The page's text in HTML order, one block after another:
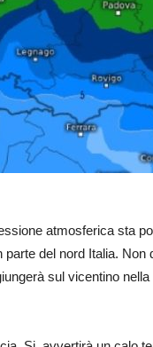
atmosferica sta
del nord Italia.
sul vicentino